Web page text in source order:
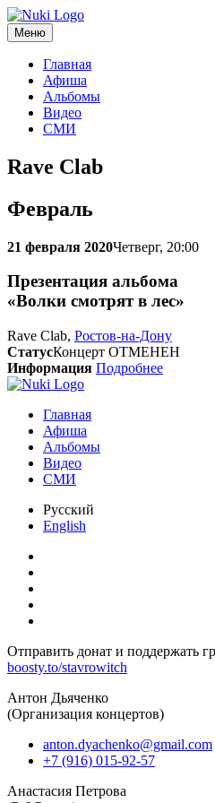
Меню
Главная
Афиша
Альбомы
Видео
СМИ
Rave Clab
Февраль
21 февраля 2020Четверг, 20:00
Презентация альбома
«Волки смотрят в лес»
Rave Clab, Ростов-на-Дону
СтатусКонцерт ОТМЕНЕН
Информация Подробнее
Главная
Афиша
Альбомы
Видео
СМИ
Русский
English
Отправить донат и поддержать
boosty.to/stavrowitch
Антон Дьяченко
(Организация концертов)
anton.dyachenko@gmail.com
+7 (916) 015-92-57
Анастасия Петрова